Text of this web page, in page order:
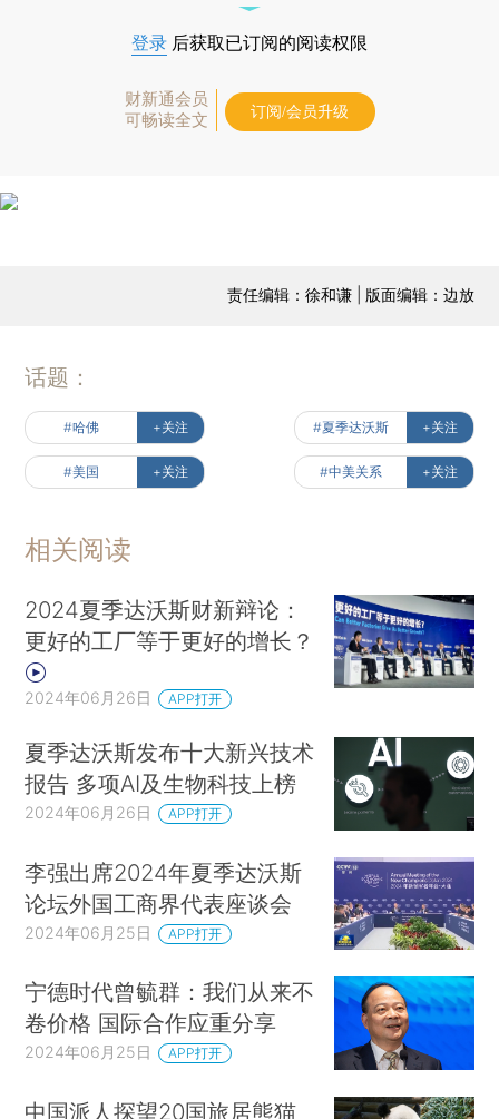
登录 后获取已订阅的阅读权限
财新通会员
可畅读全文
订阅/会员升级
责任编辑：徐和谦 | 版面编辑：边放
话题：
#哈佛 +关注 #夏季达沃斯 +关注
#美国 +关注 #中美关系 +关注
相关阅读
2024夏季达沃斯财新辩论：
更好的工厂等于更好的增长？
2024年06月26日 APP打开
夏季达沃斯发布十大新兴技术
报告 多项AI及生物科技上榜
2024年06月26日 APP打开
李强出席2024年夏季达沃斯
论坛外国工商界代表座谈会
2024年06月25日 APP打开
宁德时代曾毓群：我们从来不
卷价格 国际合作应重分享
2024年06月25日 APP打开
中国派人探望20国旅居熊猫